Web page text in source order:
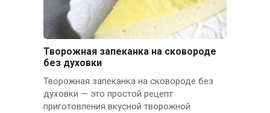
Творожная запеканка на сковороде
без духовки
Творожная запеканка на сковороде без
духовки — это простой рецепт
приготовления вкусной творожной